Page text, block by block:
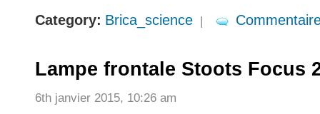
Category: Brica_science |
Lampe frontale Stoots Focus
6th janvier 2015, 10:26 am